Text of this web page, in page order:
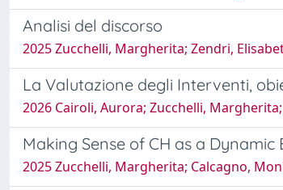
Analisi del discorso
2025 Zucchelli, Margherita; Zendri,
La Valutazione degli Interventi,
2026 Cairoli, Aurora; Zucchelli,
Making Sense of CH as a
2025 Zucchelli, Margherita; Calcagno,